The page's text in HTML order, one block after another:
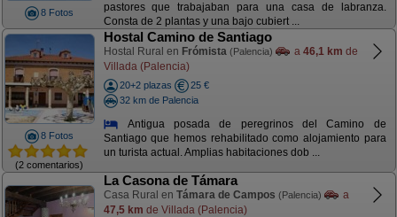
8 Fotos
pastores que trabajaban para una casa de labranza.
Consta de 2 plantas y una bajo cubiert ...
8 Fotos
(2 comentarios)
Hostal Camino de Santiago
Hostal Rural en Frómista (Palencia) a 46,1 km de
Villada (Palencia)
20+2 plazas
25 €
32 km de Palencia
Antigua posada de peregrinos del Camino de
Santiago que hemos rehabilitado como alojamiento para
un turista actual. Amplias habitaciones dob ...
La Casona de Támara
Casa Rural en Támara de Campos (Palencia)
a
47,5 km de Villada (Palencia)